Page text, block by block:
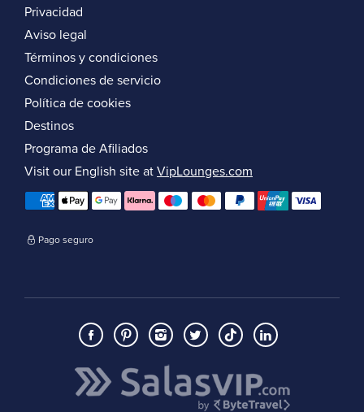
Privacidad
Aviso legal
Términos y condiciones
Condiciones de servicio
Política de cookies
Destinos
Programa de Afiliados
Visit our English site at VipLounges.com
Pago seguro